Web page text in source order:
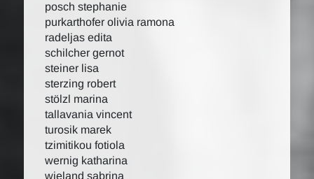
posch stephanie
purkarthofer olivia ramona
radeljas edita
schilcher gernot
steiner lisa
sterzing robert
stölzl marina
tallavania vincent
turosik marek
tzimitikou fotiola
wernig katharina
wieland sabrina